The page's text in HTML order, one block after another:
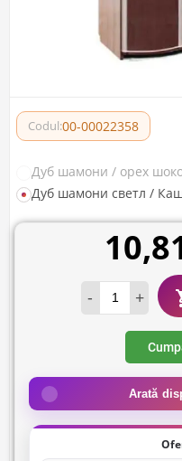
Codul:00-00022358
Дуб шамони / орех
Дуб шамони светл /
- +
Arată